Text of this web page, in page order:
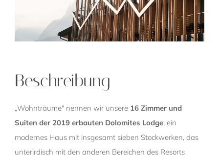
Beschreibung
„Wohnträume" nennen wir unsere 16 Zimmer und
Suiten der 2019 erbauten Dolomites Lodge, ein
modernes Haus mit insgesamt sieben Stockwerken, das
unterirdisch mit den anderen Bereichen des Resorts